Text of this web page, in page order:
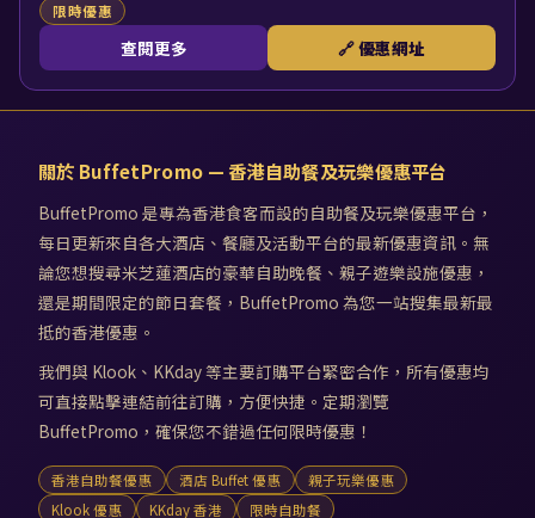
限時優惠
查閱更多 🔗 優惠網址
關於 BuffetPromo — 香港自助餐及玩樂優惠平台
BuffetPromo 是專為香港食客而設的自助餐及玩樂優惠平台，
每日更新來自各大酒店、餐廳及活動平台的最新優惠資訊。無
論您想搜尋米芝蓮酒店的豪華自助晚餐、親子遊樂設施優惠，
還是期間限定的節日套餐，BuffetPromo 為您一站搜集最新最
抵的香港優惠。
我們與 Klook、KKday 等主要訂購平台緊密合作，所有優惠均
可直接點擊連結前往訂購，方便快捷。定期瀏覽
BuffetPromo，確保您不錯過任何限時優惠！
香港自助餐優惠 酒店 Buffet 優惠
親子玩樂優惠
Klook 優惠
KKday 香港 限時自助餐